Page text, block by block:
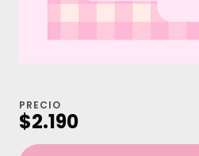
PRECIO
$2.190